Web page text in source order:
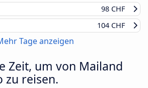
98 CHF
104 CHF
Tage anzeigen
Zeit, um von Mailand
zu reisen.